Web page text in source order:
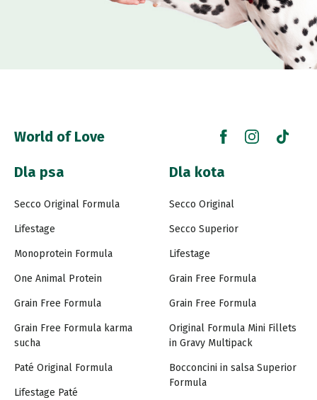
World of Love
Dla psa
Secco Original Formula
Lifestage
Monoprotein Formula
One Animal Protein
Grain Free Formula
Grain Free Formula karma
sucha
Paté Original Formula
Lifestage Paté
Dla kota
Secco Original
Secco Superior
Lifestage
Grain Free Formula
Grain Free Formula
Original Formula Mini Fillets
in Gravy Multipack
Bocconcini in salsa Superior
Formula